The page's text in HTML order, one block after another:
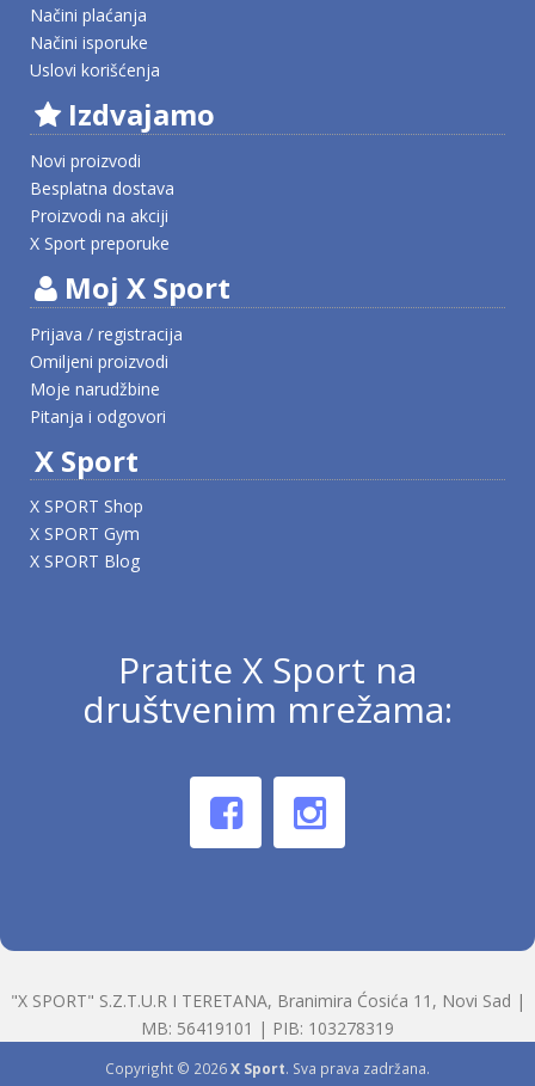
Načini plaćanja
Načini isporuke
Uslovi korišćenja
Izdvajamo
Novi proizvodi
Besplatna dostava
Proizvodi na akciji
X Sport preporuke
Moj X Sport
Prijava / registracija
Omiljeni proizvodi
Moje narudžbine
Pitanja i odgovori
X Sport
X SPORT Shop
X SPORT Gym
X SPORT Blog
Pratite X Sport na
društvenim mrežama:
"X SPORT" S.Z.T.U.R I TERETANA, Branimira Ćosića 11, Novi Sad |
MB: 56419101 | PIB: 103278319
Copyright © 2026X Sport. Sva prava zadržana.